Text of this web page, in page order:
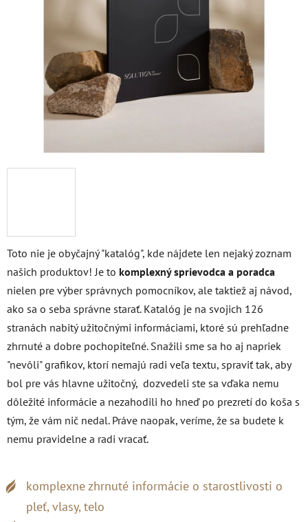
Toto nie je obyčajný "katalóg", kde nájdete len nejaký zoznam
našich produktov! Je to komplexný sprievodca a poradca
nielen pre výber správnych pomocníkov, ale taktiež aj návod,
ako sa o seba správne starať. Katalóg je na svojich 126
stranách nabitý užitočnými informáciami, ktoré sú prehľadne
zhrnuté a dobre pochopiteľné. Snažili sme sa ho aj napriek
"nevôli" grafikov, ktorí nemajú radi veľa textu, spraviť tak, aby
bol pre vás hlavne užitočný, dozvedeli ste sa vďaka nemu
dôležité informácie a nezahodili ho hneď po prezretí do koša s
tým, že vám nič nedal. Práve naopak, veríme, že sa budete k
nemu pravidelne a radi vracať.
komplexne zhrnuté informácie o starostlivosti o
pleť, vlasy, telo